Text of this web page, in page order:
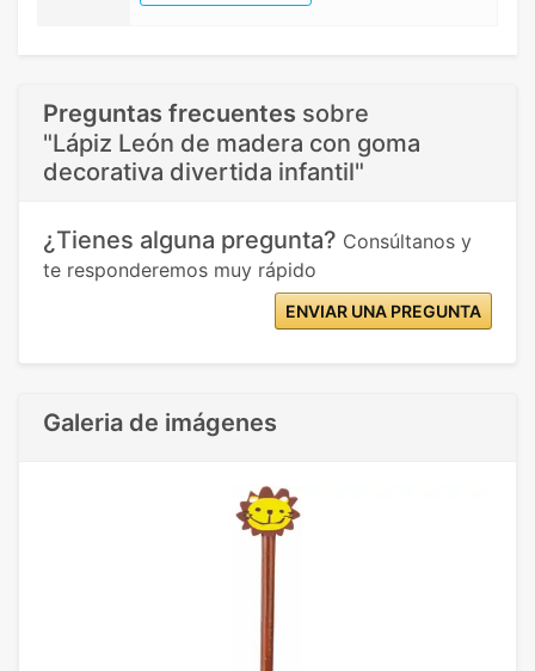
Preguntas frecuentes sobre
"Lápiz León de madera con goma
decorativa divertida infantil"
¿Tienes alguna pregunta? Consúltanos y
te responderemos muy rápido
ENVIAR UNA PREGUNTA
Galeria de imágenes